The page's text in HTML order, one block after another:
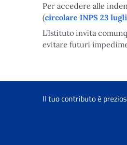
Per accedere alle
(circolare INPS 23
L’Istituto invita
evitare futuri
Il tuo contributo è